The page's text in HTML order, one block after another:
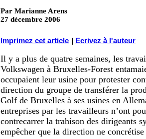
Par Marianne Arens
27 décembre 2006
Imprimez cet article | Ecrivez à l'auteur
Il y a plus de quatre semaines, les
Volkswagen à Bruxelles-Forest
occupaient leur usine pour protester
direction du groupe de transférer la
Golf de Bruxelles à ses usines en
entreprises par les travailleurs n’ont
contrecarrer la trahison des dirigeants
empêcher que la direction ne concrétise